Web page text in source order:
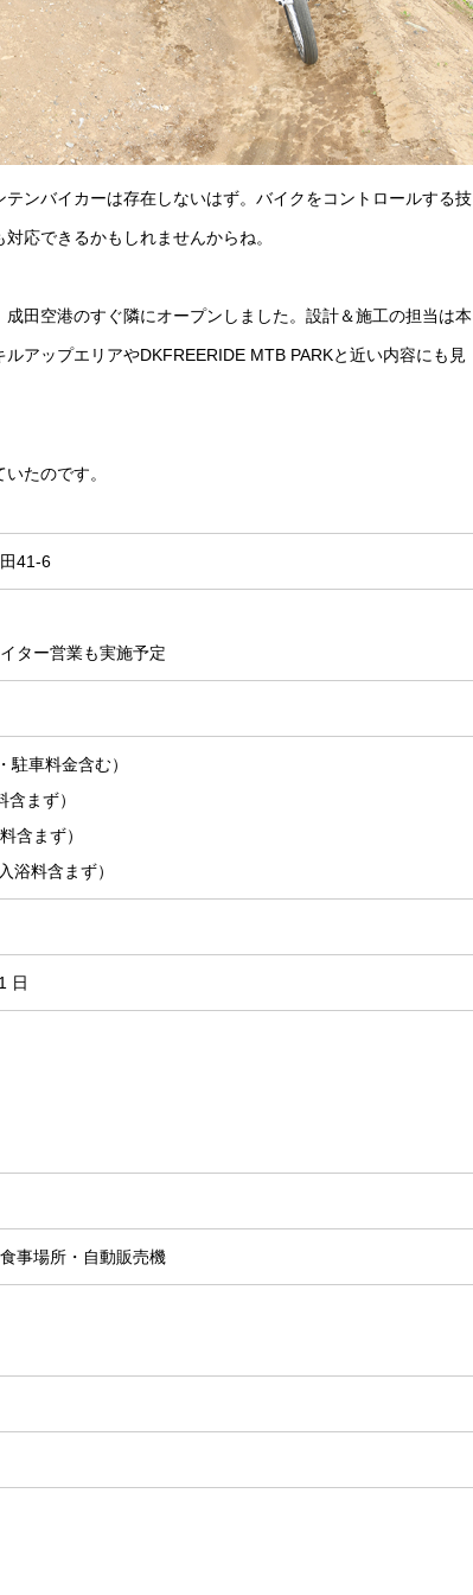
ンバイカーは存在しないはず。バイクをコントロールする技
応できるかもしれませんからね。
田空港のすぐ隣にオープンしました。設計＆施工の担当は本
アップエリアやDKFREERIDE MTB PARKと近い内容にも見
たのです。
41-6
ター営業も実施予定
駐車料金含む）
まず）
含まず）
浴料含まず）
日
事場所・自動販売機